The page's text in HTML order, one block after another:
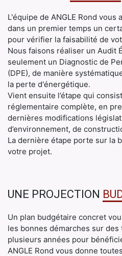
L'équipe de ANGLE Rond
dans un premier temps un
pour vérifier la faisabilité de
Nous faisons réaliser un Audit
seulement un Diagnostic de
(DPE), de manière
la perte d'énergétique.
Vient ensuite l’étape qui
réglementaire complète, en
dernières modifications
d’environnement, de
La dernière étape porte sur la
votre projet.
UNE PROJECTION
Un plan budgétaire concret
les bonnes démarches sur
plusieurs années pour
ANGLE Rond vous donne